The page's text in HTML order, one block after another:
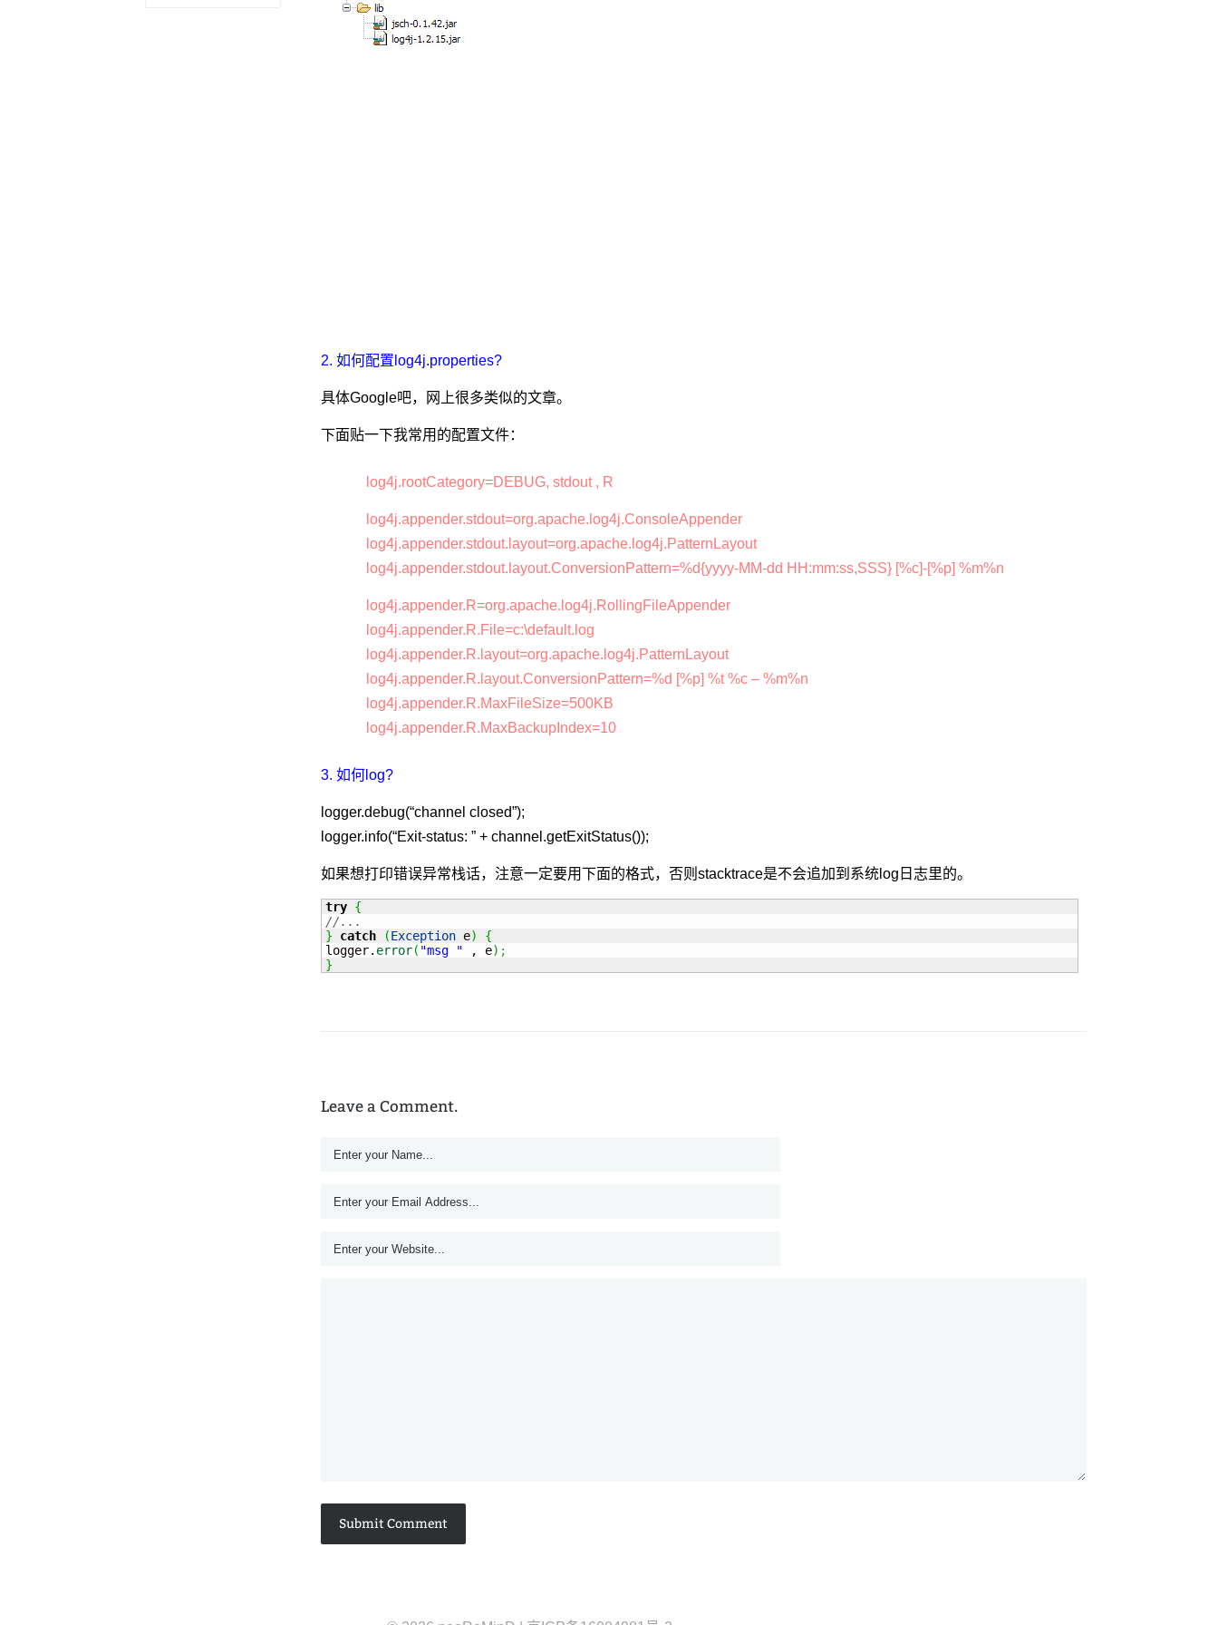
2. 如何配置log4j.properties?
具体Google吧，网上很多类似的文章。
下面贴一下我常用的配置文件：
log4j.rootCategory=DEBUG, stdout , R
log4j.appender.stdout=org.apache.log4j.ConsoleAppender
log4j.appender.stdout.layout=org.apache.log4j.PatternLayout
log4j.appender.stdout.layout.ConversionPattern=%d{yyyy-MM-dd HH:mm:ss,SSS} [%c]-[%p] %m%n
log4j.appender.R=org.apache.log4j.RollingFileAppender
log4j.appender.R.File=c:\default.log
log4j.appender.R.layout=org.apache.log4j.PatternLayout
log4j.appender.R.layout.ConversionPattern=%d [%p] %t %c – %m%n
log4j.appender.R.MaxFileSize=500KB
log4j.appender.R.MaxBackupIndex=10
3. 如何log?
logger.debug(“channel closed”);
logger.info(“Exit-status: ” + channel.getExitStatus());
如果想打印错误异常栈话，注意一定要用下面的格式，否则stacktrace是不会追加到系统log日志里的。
try {
//...
}
catch (Exception e)
{
logger. error( "msg " , e) ;
}
Leave a Comment.